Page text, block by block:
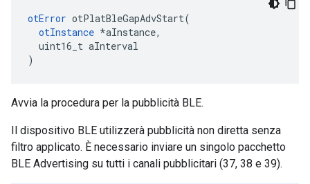
otError otPlatBleGapAdvStart(
otInstance *aInstance,
uint16_t aInterval
)
Avvia la procedura per la pubblicità BLE.
Il dispositivo BLE utilizzerà pubblicità non diretta senza
filtro applicato. È necessario inviare un singolo pacchetto
BLE Advertising su tutti i canali pubblicitari (37, 38 e 39).